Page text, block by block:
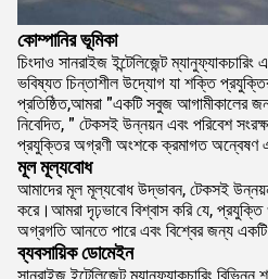
কোম্পানির ভূমিকা
চিংদাও সানরাইজ ইন্টেলিজেন্ট
ভবিষ্যত চিন্তাশীল উদ্যোগ যা শক্তি
প্রতিষ্ঠিত,আমরা "একটি সবুজ আগামীকালের
নিবেদিত, " টেকসই উন্নয়ন এবং পরিবেশ
প্রযুক্তির অগ্রণী অংশকে ক্রমাগত অন্বেষণ
মূল মূল্যবোধ
আমাদের মূল মূল্যবোধ উদ্ভাবন, টেকসই
করে।আমরা দৃঢ়ভাবে বিশ্বাস করি যে,
অগ্রগতি আনতে পারে এবং বিশ্বের জন্য
ব্যবসায়িক ডোমেইন